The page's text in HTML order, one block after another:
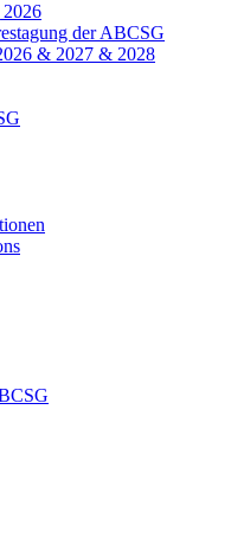
2026
der ABCSG
& 2027 & 2028